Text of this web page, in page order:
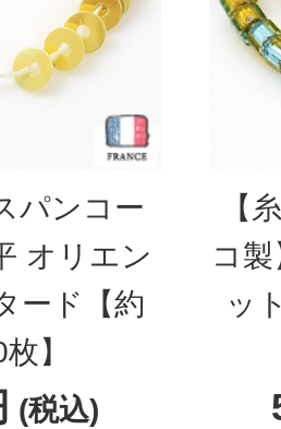
パンコー
オリエン
ード【約
】
(税込)
【
コ
ッ